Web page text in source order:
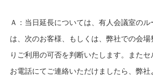
Ａ：当日延長については、有人会議室の
は、次のお客様、もしくは、弊社での会場
りご利用の可否を判断いたします。またセ
お電話にてご連絡いただけましたら、弊